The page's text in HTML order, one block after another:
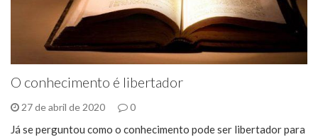
O conhecimento é libertador
27 de abril de 2020 0
Já se perguntou como o conhecimento pode ser libertador para